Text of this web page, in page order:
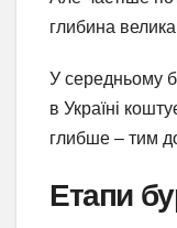
глибина
У середньому
в Україні
глибше – тим
Етапи